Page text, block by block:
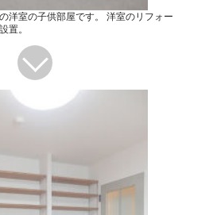
洋室の子供部屋です。 洋室のリフォー
置。